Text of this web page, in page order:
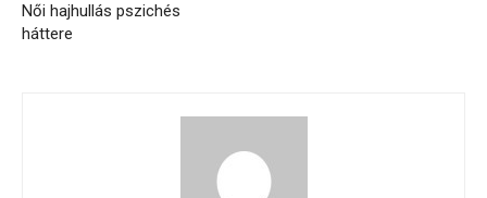
Női hajhullás pszichés
háttere